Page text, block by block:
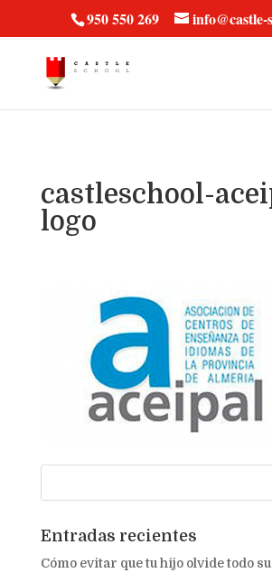
950 550 269 info@castle-
castleschool-
logo
Entradas recientes
Cómo evitar que tu hijo olvide todo